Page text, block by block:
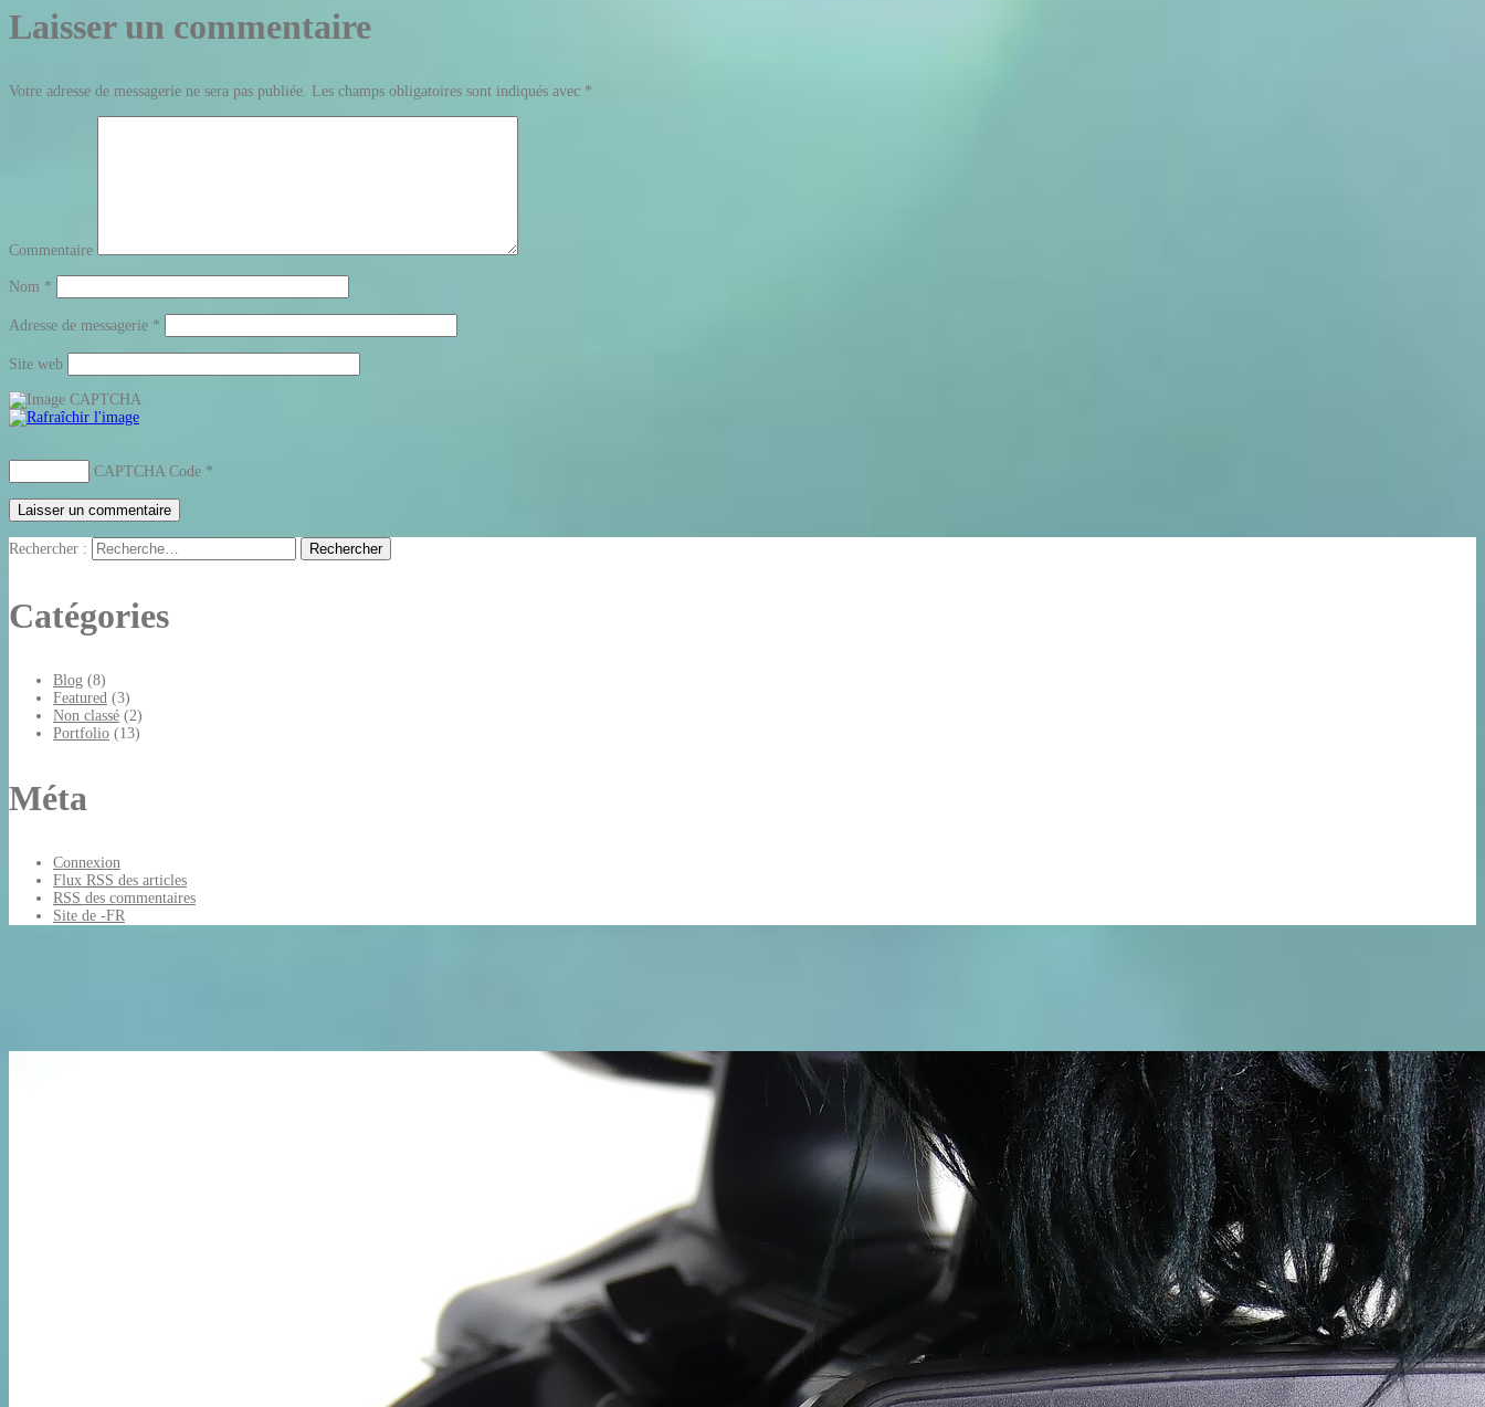
Laisser un commentaire
Votre adresse de messagerie ne sera pas publiée. Les champs obligatoires sont indiqués avec *
Commentaire
Nom *
Adresse de messagerie *
Site web
CAPTCHA Code *
Rechercher :
Catégories
Blog (8)
Featured (3)
Non classé (2)
Portfolio (13)
Méta
Connexion
Flux RSS des articles
RSS des commentaires
Site de -FR